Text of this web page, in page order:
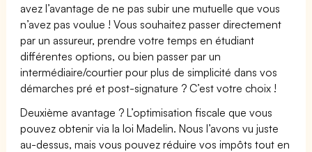
avez l’avantage de ne pas subir une mutuelle que vous
n’avez pas voulue ! Vous souhaitez passer directement
par un assureur, prendre votre temps en étudiant
différentes options, ou bien passer par un
intermédiaire/courtier pour plus de simplicité dans vos
démarches pré et post-signature ? C’est votre choix !
Deuxième avantage ? L’optimisation fiscale que vous
pouvez obtenir via la loi Madelin. Nous l’avons vu juste
au-dessus, mais vous pouvez réduire vos impôts tout en